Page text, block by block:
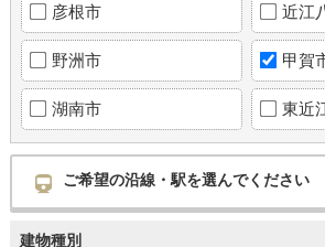
彦根市 近江
野洲市 甲賀
湖南市 東近
ご希望の沿線・駅を選んでください
建物種別